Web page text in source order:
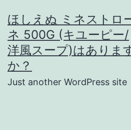
ン
テ
ン
ほしえぬ ミネストロ
ネ 500G (キユーピー/
洋風スープ)はありま
か？
Just another WordPress site